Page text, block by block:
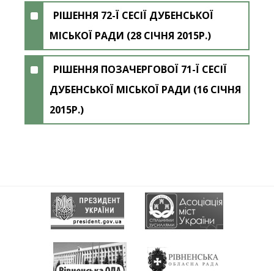
РІШЕННЯ 72-Ї СЕСІЇ ДУБЕНСЬКОЇ
МІСЬКОЇ РАДИ (28 СІЧНЯ 2015Р.)
РІШЕННЯ ПОЗАЧЕРГОВОЇ 71-Ї СЕСІЇ
ДУБЕНСЬКОЇ МІСЬКОЇ РАДИ (16 СІЧНЯ
2015Р.)